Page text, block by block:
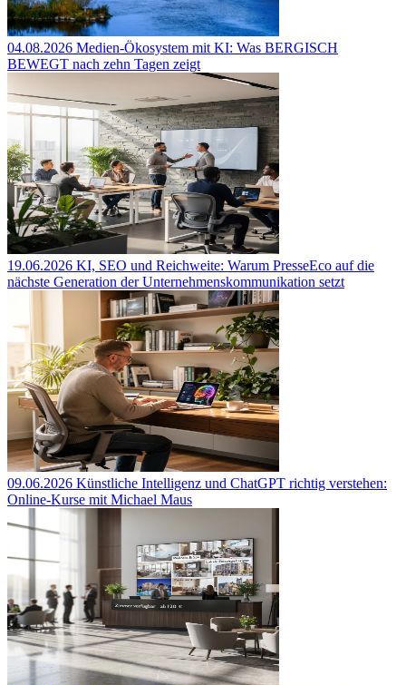
04.08.2026 Medien-Ökosystem mit KI: Was BERGISCH
BEWEGT nach zehn Tagen zeigt
19.06.2026 KI, SEO und Reichweite: Warum PresseEco auf die
nächste Generation der Unternehmenskommunikation setzt
09.06.2026 Künstliche Intelligenz und ChatGPT richtig verstehen:
Online-Kurse mit Michael Maus